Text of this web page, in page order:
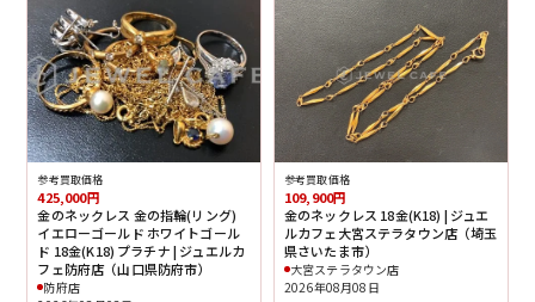
参考買取価格
425,000円
金のネックレス 金の指輪(リング)
イエローゴールド ホワイトゴール
ド 18金(K18) プラチナ | ジュエルカ
フェ防府店（山口県防府市）
防府店
参考買取価格
109,900円
金のネックレス 18金(K18) | ジュエ
ルカフェ大宮ステラタウン店（埼玉
県さいたま市）
大宮ステラタウン店
2026年08月08日